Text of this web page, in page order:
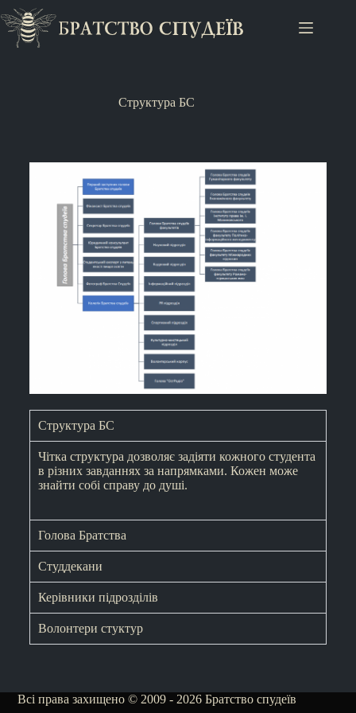
Структура БС
Структура БС
Чітка структура дозволяє задіяти кожного студента
в різних завданнях за напрямками. Кожен може
знайти собі справу до душі.
Голова Братства
Студдекани
Керівники підрозділів
Волонтери стуктур
Всі права захищено © 2009 - 2026 Братство спудеїв